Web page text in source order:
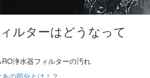
ルターはどうなって
浄水器フィルターの汚れ
の部分とは！？